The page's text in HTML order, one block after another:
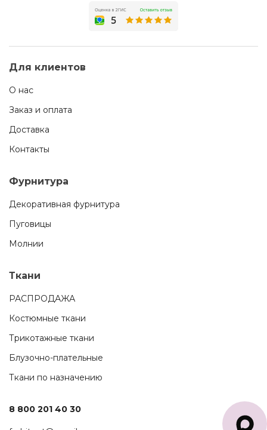
Для клиентов
О нас
Заказ и оплата
Доставка
Контакты
Фурнитура
Декоративная фурнитура
Пуговицы
Молнии
Ткани
РАСПРОДАЖА
Костюмные ткани
Трикотажные ткани
Блузочно-плательные
Ткани по назначению
8 800 201 40 30